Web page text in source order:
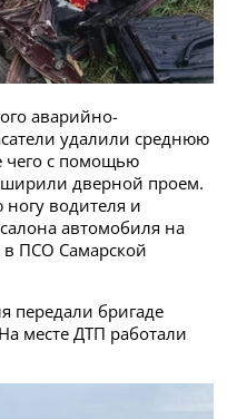
аварийно-
удалили среднюю
чего с помощью
дверной проем.
водителя и
автомобиля на
в ПСО Самарской
передали бригаде
месте ДТП работали